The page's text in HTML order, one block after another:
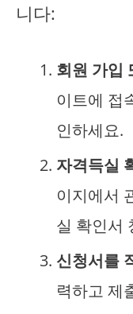
니다:
회원 가입
이트에 접
인하세요.
자격득실
이지에서
실 확인서
신청서를
력하고 제